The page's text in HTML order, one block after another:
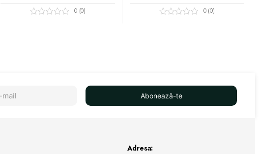
0 (0) 0 (0)
Abonează-te
Adresa: